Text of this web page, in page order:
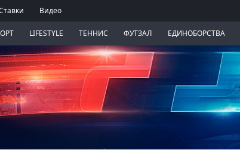
Видео
LIFESTYLE ТЕННИС ФУТЗАЛ ЕДИНОБОРСТВА